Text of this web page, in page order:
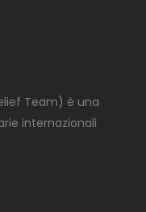
Team) è una
internazionali